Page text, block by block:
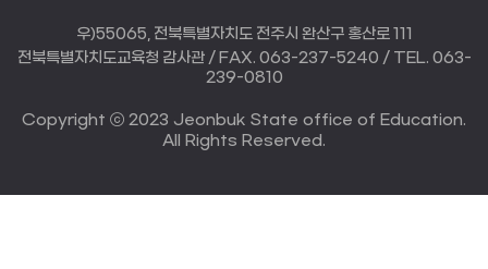
우)55065, 전북특별자치도 전주시 완산구 홍산로 111
전북특별자치도교육청 감사관 / FAX. 063-237-5240 / TEL. 063-
239-0810
Copyright ⓒ 2023 Jeonbuk State office of Education.
All Rights Reserved.